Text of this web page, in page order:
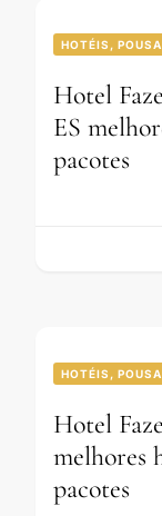
HOTÉIS,
Hotel
ES
pacotes
HOTÉIS,
Hotel
melhores
pacotes